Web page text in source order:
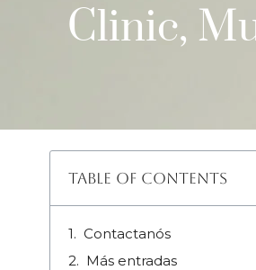
Clinic,
Table of Contents
Contactanós
Más entradas